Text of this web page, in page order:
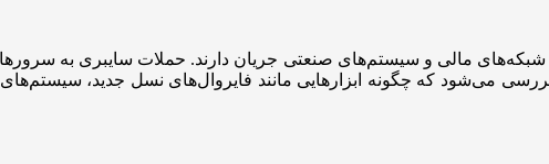
مالی و سیستم‌های صنعتی جریان دارند. حملات سایبری به